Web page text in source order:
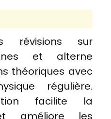
révisions sur
et alterne
théoriques avec
régulière.
facilite la